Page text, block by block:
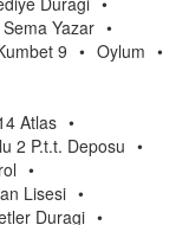
Sema Yazar •
9 • Oylum •
Atlas •
2 P.t.t. Deposu •
•
Lisesi •
Duragi •